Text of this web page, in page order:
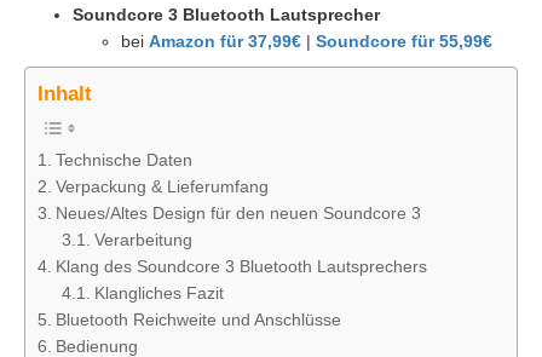
Soundcore 3 Bluetooth Lautsprecher
bei Amazon für 37,99€ | Soundcore für 55,99€
Inhalt
Technische Daten
Verpackung & Lieferumfang
Neues/Altes Design für den neuen Soundcore 3
Verarbeitung
Klang des Soundcore 3 Bluetooth Lautsprechers
Klangliches Fazit
Bluetooth Reichweite und Anschlüsse
Bedienung